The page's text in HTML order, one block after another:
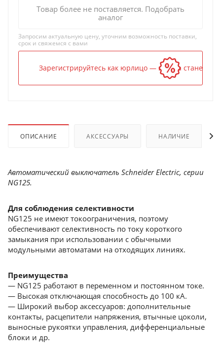
Товар более не поставляется. Подобрать
аналог
Запросим актуальную цену, уточним возможность поставки,
срок и свяжемся с вами
Зарегистрируйтесь как юрлицо — и цена станет
ОПИСАНИЕ АКСЕССУАРЫ НАЛИЧИЕ
Автоматический выключатель Schneider Electric, серии
NG125.
Для соблюдения селективности
NG125 не имеют токоограничения, поэтому
обеспечивают селективность по току короткого
замыкания при использовании с обычными
модульными автоматами на отходящих линиях.
Преимущества
— NG125 работают в переменном и постоянном токе.
— Высокая отключающая способность до 100 кА.
— Широкий выбор аксессуаров: дополнительные
контакты, расцепители напряжения, втычные цоколи,
выносные рукоятки управления, дифференциальные
блоки и др.